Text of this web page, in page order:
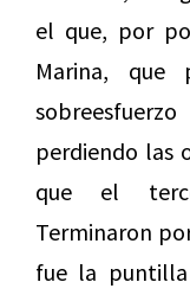
el que, por
Marina, que
perdiendo las
que el
Terminaron
fue la